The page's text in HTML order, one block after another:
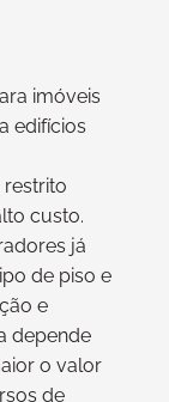
imóveis
edifícios
restrito
custo.
já
de piso e
e
depende
o valor
de